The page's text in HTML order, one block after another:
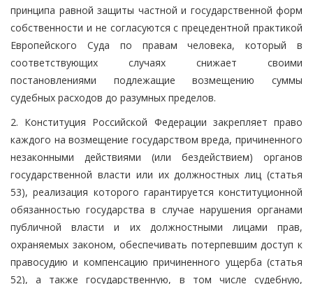
принципа равной защиты частной и государственной форм
собственности и не согласуются с прецедентной практикой
Европейского Суда по правам человека, который в
соответствующих случаях снижает своими
постановлениями подлежащие возмещению суммы
судебных расходов до разумных пределов.
2. Конституция Российской Федерации закрепляет право
каждого на возмещение государством вреда, причиненного
незаконными действиями (или бездействием) органов
государственной власти или их должностных лиц (статья
53), реализация которого гарантируется конституционной
обязанностью государства в случае нарушения органами
публичной власти и их должностными лицами прав,
охраняемых законом, обеспечивать потерпевшим доступ к
правосудию и компенсацию причиненного ущерба (статья
52), а также государственную, в том числе судебную,